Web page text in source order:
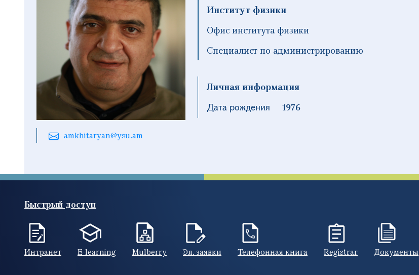
amkhitaryan@ysu.am
Институт физики
Офис института физики
Специалист по администрированию
Личная информация
Дата рождения
1976
Быстрый доступ
Интранет E-learning Mulberry Эл. заявки Телефонная книга Registrar Документы